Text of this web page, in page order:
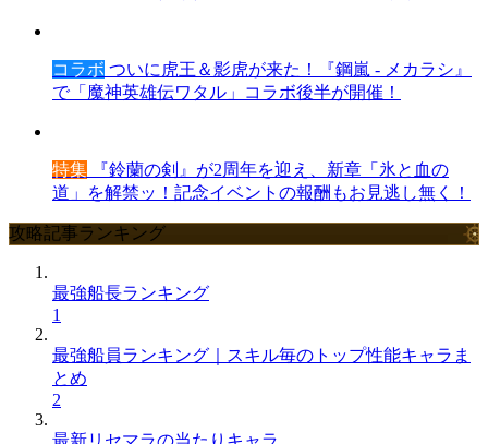
コラボ ついに虎王＆影虎が来た！『鋼嵐 - メカラシ』
で「魔神英雄伝ワタル」コラボ後半が開催！
特集 『鈴蘭の剣』が2周年を迎え、新章「氷と血の
道」を解禁ッ！記念イベントの報酬もお見逃し無く！
攻略記事ランキング
最強船長ランキング
1
最強船員ランキング｜スキル毎のトップ性能キャラま
とめ
2
最新リセマラの当たりキャラ